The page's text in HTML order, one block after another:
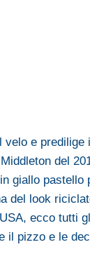
velo e
del
giallo
del look
ecco tutti
il pizzo e le